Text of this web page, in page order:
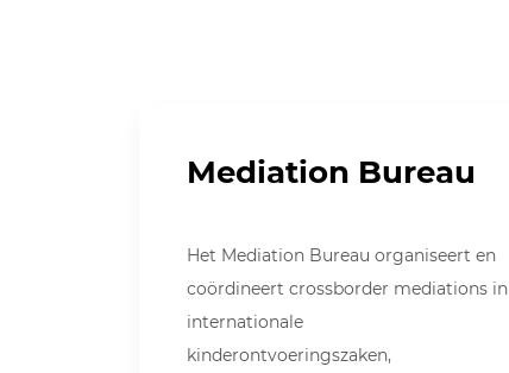
Mediation Bureau
Het Mediation Bureau organiseert en
coördineert crossborder mediations in
internationale
kinderontvoeringszaken,